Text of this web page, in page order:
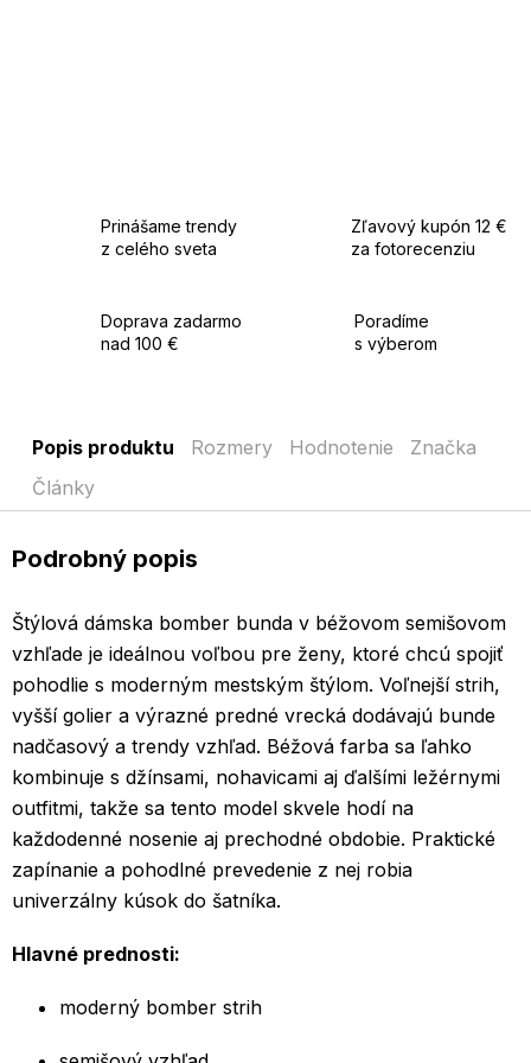
Prinášame trendy
z celého sveta
Zľavový kupón 12 €
za fotorecenziu
Doprava zadarmo
nad 100 €
Poradíme
s výberom
Popis produktu Rozmery Hodnotenie
Značka
Články
Podrobný popis
Štýlová dámska bomber bunda v béžovom semišovom
vzhľade je ideálnou voľbou pre ženy, ktoré chcú spojiť
pohodlie s moderným mestským štýlom. Voľnejší strih,
vyšší golier a výrazné predné vrecká dodávajú bunde
nadčasový a trendy vzhľad. Béžová farba sa ľahko
kombinuje s džínsami, nohavicami aj ďalšími ležérnymi
outfitmi, takže sa tento model skvele hodí na
každodenné nosenie aj prechodné obdobie. Praktické
zapínanie a pohodlné prevedenie z nej robia
univerzálny kúsok do šatníka.
Hlavné prednosti:
moderný bomber strih